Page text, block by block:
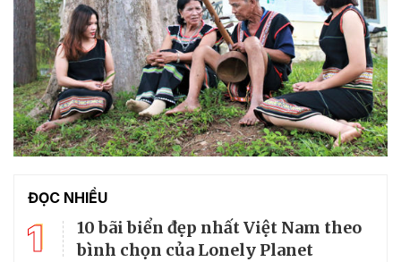
ĐỌC NHIỀU
1
10 bãi biển đẹp nhất Việt Nam theo
bình chọn của Lonely Planet